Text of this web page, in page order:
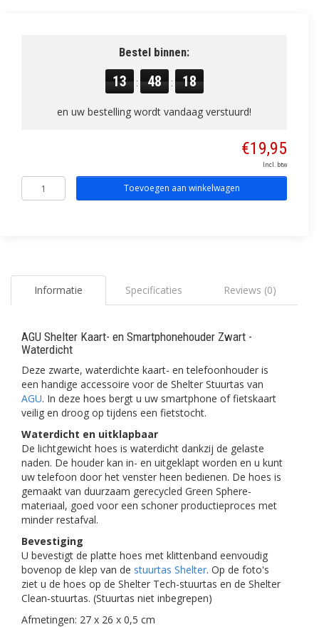
Bestel binnen:
13 : 48 : 18
en uw bestelling wordt vandaag verstuurd!
€19,95
Incl. btw
Toevoegen aan winkelwagen
Informatie Specificaties Reviews (0)
AGU Shelter Kaart- en Smartphonehouder Zwart -
Waterdicht
Deze zwarte, waterdichte kaart- en telefoonhouder is
een handige accessoire voor de Shelter Stuurtas van
AGU. In deze hoes bergt u uw smartphone of fietskaart
veilig en droog op tijdens een fietstocht.
Waterdicht en uitklapbaar
De lichtgewicht hoes is waterdicht dankzij de gelaste
naden. De houder kan in- en uitgeklapt worden en u kunt
uw telefoon door het venster heen bedienen. De hoes is
gemaakt van duurzaam gerecycled Green Sphere-
materiaal, goed voor een schoner productieproces met
minder restafval.
Bevestiging
U bevestigt de platte hoes met klittenband eenvoudig
bovenop de klep van de stuurtas Shelter. Op de foto's
ziet u de hoes op de Shelter Tech-stuurtas en de Shelter
Clean-stuurtas. (Stuurtas niet inbegrepen)
Afmetingen: 27 x 26 x 0,5 cm